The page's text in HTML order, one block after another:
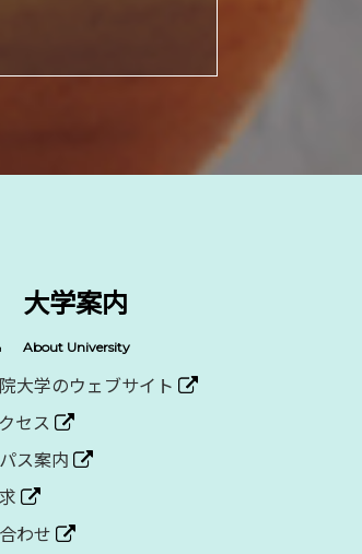
大学案内
About University
大学のウェブサイト
セス
ス案内
わせ